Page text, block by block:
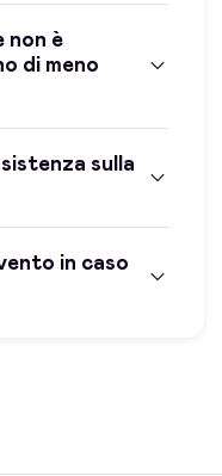
non è
di meno
sulla
in caso